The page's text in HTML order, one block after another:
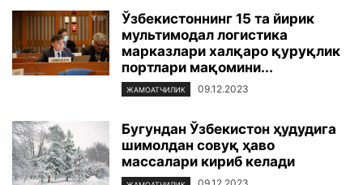
Ўзбекистоннинг 15 та йирик
мультимодал логистика
марказлари халқаро қуруқлик
портлари мақомини...
ЖАМОАТЧИЛИК 09.12.2023
Бугундан Ўзбекистон ҳудудига
шимолдан совуқ ҳаво
массалари кириб келади